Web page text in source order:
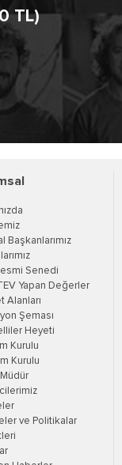
TL)
Başkanlarımız
Senedi
Yapan Değerler
Alanları
Şeması
Heyeti
Kurulu
Kurulu
ve Politikalar